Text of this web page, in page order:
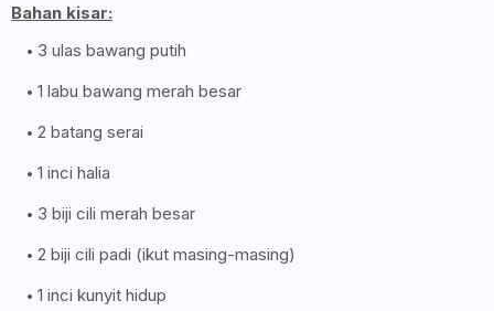
Bahan kisar:
3 ulas bawang putih
1 labu bawang merah besar
2 batang serai
1 inci halia
3 biji cili merah besar
2 biji cili padi (ikut masing-masing)
1 inci kunyit hidup